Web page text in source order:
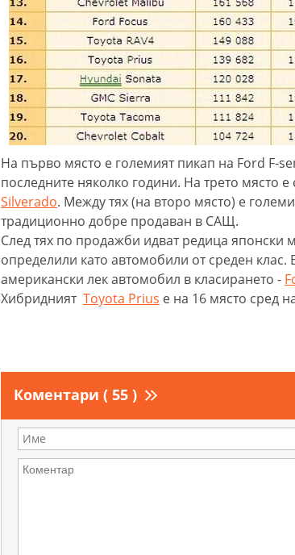
На първо място е големият пикап на Ford F-
последните няколко години. На трето място
Silverado. Между тях (на второ място) е
традиционно добре продаван в САЩ.
След тях по продажби идват редица японски
определили като автомобили от среден клас.
американски лек автомобил в класирането -
Хибридният Toyotа Prius е на 16 място сред
Коментари ( 55 )